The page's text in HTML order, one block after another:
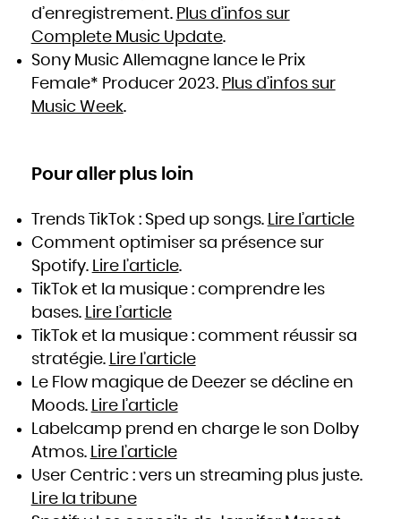
d’enregistrement. Plus d’infos sur
Complete Music Update.
Sony Music Allemagne lance le Prix
Female* Producer 2023. Plus d’infos sur
Music Week.
Pour aller plus loin
Trends TikTok : Sped up songs. Lire l’article
Comment optimiser sa présence sur
Spotify. Lire l’article.
TikTok et la musique : comprendre les
bases. Lire l’article
TikTok et la musique : comment réussir sa
stratégie. Lire l’article
Le Flow magique de Deezer se décline en
Moods. Lire l’article
Labelcamp prend en charge le son Dolby
Atmos. Lire l’article
User Centric : vers un streaming plus juste.
Lire la tribune